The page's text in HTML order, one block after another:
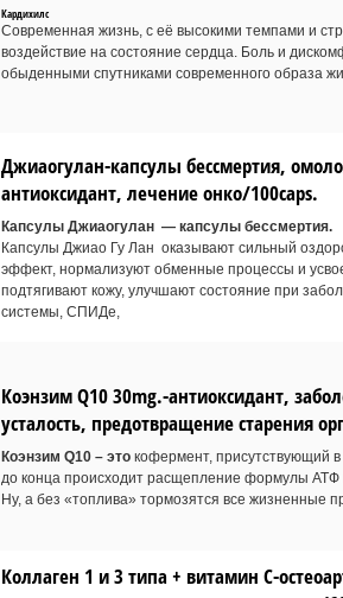
Кардихилс
Современная жизнь, с её высокими темпами и
воздействие на состояние сердца. Боль и
обыденными спутниками современного образа
Джиаогулан-капсулы бессмертия,
антиоксидант, лечение онко/100caps.
Капсулы Джиаогулан — капсулы бессмертия.
Капсулы Джиао Гу Лан оказывают сильный
эффект, нормализуют обменные процессы и
подтягивают кожу, улучшают состояние при
системы, СПИДе,
Коэнзим Q10 30mg.-антиоксидант,
усталость, предотвращение старения
Коэнзим Q10 – это кофермент, присутствующий в
до конца происходит расщепление формулы АТФ
Ну, а без «топлива» тормозятся все жизненные
Коллаген 1 и 3 типа + витамин С-